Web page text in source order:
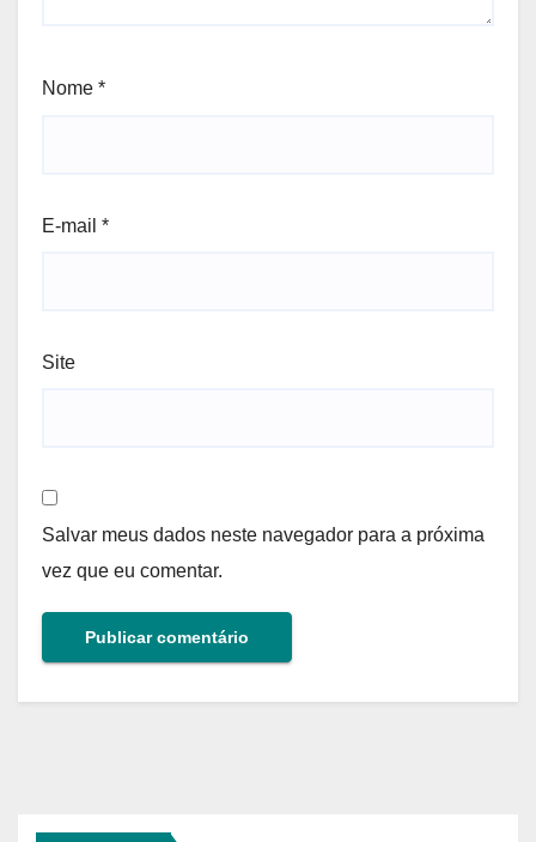
Nome *
E-mail *
Site
Salvar meus dados neste navegador para a próxima
vez que eu comentar.